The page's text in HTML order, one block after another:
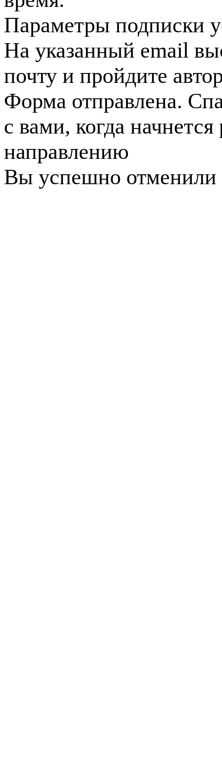
Параметры подписки
На указанный email
почту и пройдите
Форма отправлена.
с вами, когда
направлению
Вы успешно отменили